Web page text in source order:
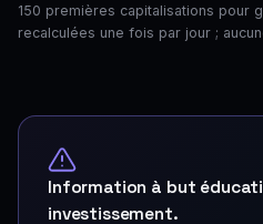
150 premières capitalisations pour
recalculées une fois par jour ;
Information à but
investissement.